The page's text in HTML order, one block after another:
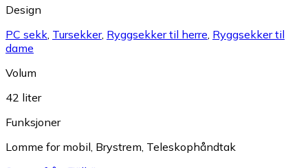
Design
PC sekk, Tursekker, Ryggsekker til herre, Ryggsekker til
dame
Volum
42 liter
Funksjoner
Lomme for mobil, Brystrem, Teleskophåndtak